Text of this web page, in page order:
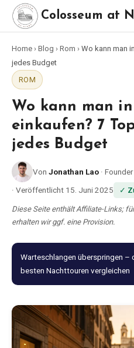
Colosseum at
Startseite
Beste Touren
Beste Kolosseum
Beste Touren in Rom
Bus-Tour Rom
Vespa-Tour Rom
Katakomben-Tour Rom
Blog
Shop
Home › Blog › Rom › Wo kann man
jedes Budget
ROM
Wo kann man in
einkaufen? 7
jedes Budget
Von Jonathan Lao ·
· Veröffentlicht 15. Juni 2025 ✓
Diese Seite enthält Affiliate-Links;
erhalten wir ggf. eine Provision.
Warteschlangen überspringen –
besten Nachttouren vergleichen